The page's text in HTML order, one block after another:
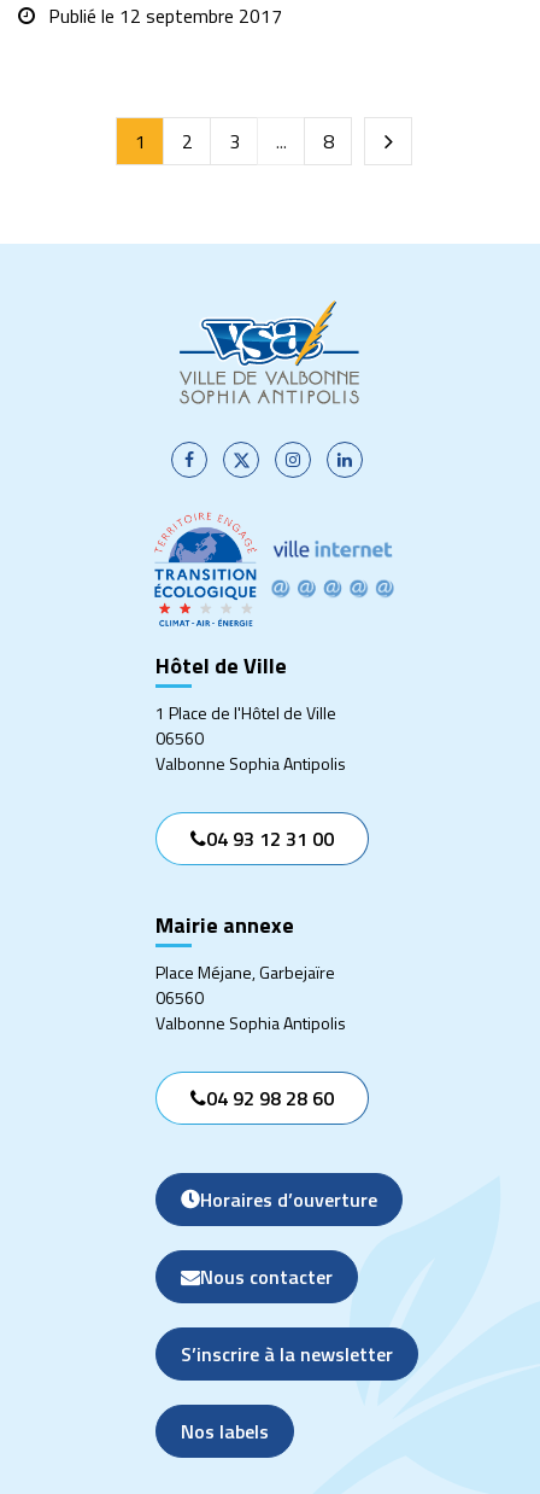
Publié le 12 septembre 2017
1 2 3 ... 8
Page
Lien
le
compte
Facebook
Lien
compte
Twitter
Lien
compte
Instagram
Lien
compte
Linkedin
Hôtel de Ville
1 Place de l'Hôtel de Ville
06560
Valbonne Sophia Antipolis
04 93 12 31 00
Mairie annexe
Place Méjane, Garbejaïre
06560
Valbonne Sophia Antipolis
04 92 98 28 60
Horaires d’ouverture
Nous contacter
S’inscrire à la newsletter
Nos labels